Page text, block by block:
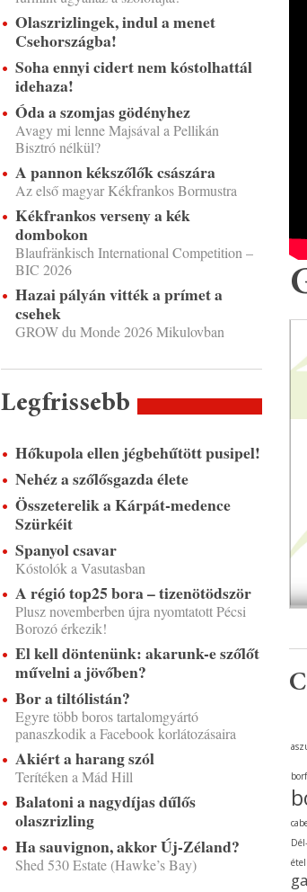
Olaszrizlingek, indul a menet
Csehországba!
Soha ennyi cidert nem kóstolhattál
idehaza!
Óda a szomjas gödényhez
Avagy mi lenne Majsával a Pellikán
Bisztró nélkül?
A pannon kékszőlők császára
Az első magyar Kékfrankos Bormustra
Kékfrankos verseny a kék
dombokon
Blaufränkisch International Competition –
BIC 2026
Hazai pályán vitték a prímet a
csehek
GROW du Monde 2026 Mikulovban
Legfrissebb
Hőkupola ellen jégbehűtött pusipel!
Nehéz a szőlősgazda élete
Összeterelik a Kárpát-medence
Szürkéit
Spanyol csavar
Kóstolók a Vasutasban
A régió top25 bora – tizenötödször
Plusz novemberben újra nyomtatott Pécsi
Borozó érkezik!
El kell döntenünk: akarunk-e szőlőt
művelni a jövőben?
Bor a tiltólistán?
Egyre több boros tartalomgyártó
panaszkodik a Facebook korlátozásaira
Akiért a harang szól
Terítéken a Mád Hill
Balatoni a nagydíjas dűlős
olaszrizling
Ha sauvignon, akkor Új-Zéland?
Shed 530 Estate (Hawke’s Bay)
étel